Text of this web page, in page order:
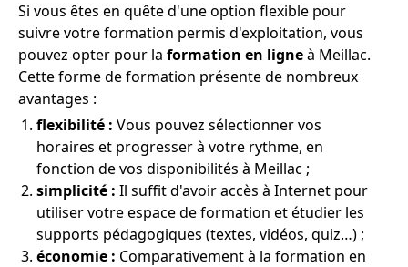
Si vous êtes en quête d'une option flexible pour
suivre votre formation permis d'exploitation, vous
pouvez opter pour la formation en ligneà Meillac.
Cette forme de formation présente de nombreux
avantages :
flexibilité : Vous pouvez sélectionner vos
horaires et progresser à votre rythme, en
fonction de vos disponibilités à Meillac ;
simplicité : Il suffit d'avoir accès à Internet pour
utiliser votre espace de formation et étudier les
supports pédagogiques (textes, vidéos, quiz…) ;
économie : Comparativement à la formation en